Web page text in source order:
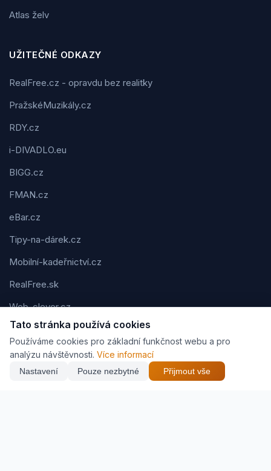
Atlas želv
UŽITEČNÉ ODKAZY
RealFree.cz - opravdu bez realitky
PražskéMuzikály.cz
RDY.cz
i-DIVADLO.eu
BIGG.cz
FMAN.cz
eBar.cz
Tipy-na-dárek.cz
Mobilní-kadeřnictví.cz
RealFree.sk
Web-clever.cz
Kvízov.cz
Karavaning.net
CVčko.eu
Tato stránka používá cookies
Používáme cookies pro základní funkčnost webu a pro
analýzu návštěvnosti. Více informací
Nastavení Pouze nezbytné Přijmout vše